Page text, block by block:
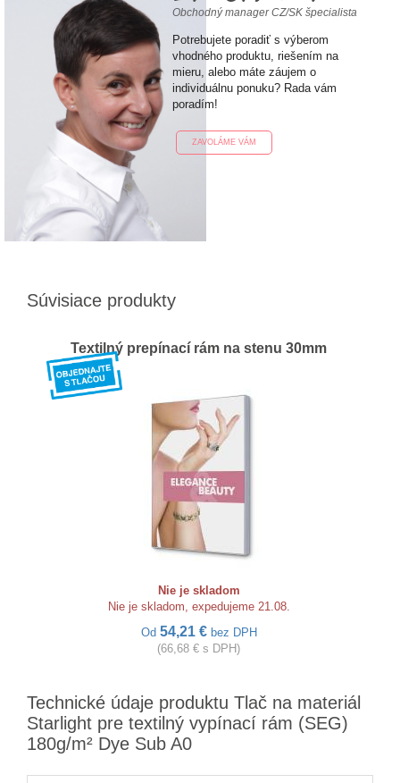
Obchodný manager CZ/SK špecialista
Potrebujete poradiť s výberom
vhodného produktu, riešením na
mieru, alebo máte záujem o
individuálnu ponuku? Rada vám
poradím!
ZAVOLÁME VÁM
Súvisiace produkty
Textilný prepínací rám na stenu 30mm
Nie je skladom
Nie je skladom, expedujeme 21.08.
Od 54,21 € bez DPH
(66,68 € s DPH)
Technické údaje produktu Tlač na materiál
Starlight pre textilný vypínací rám (SEG)
180g/m² Dye Sub A0